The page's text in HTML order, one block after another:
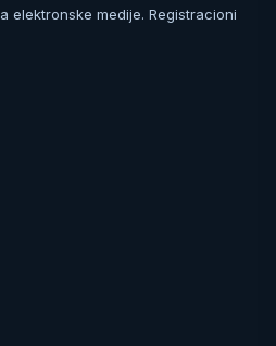
elektronske medije. Registracioni